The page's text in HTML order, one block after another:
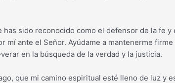
has sido reconocido como el defensor de la fe
mí ante el Señor. Ayúdame a mantenerme
en la búsqueda de la verdad y la justicia.
que mi camino espiritual esté lleno de luz y